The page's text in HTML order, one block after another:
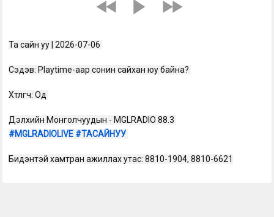
Та сайн уу | 2026-07-06
Сэдэв: Playtime-аар сонин сайхан юу байна?
Хөтлөгч: Од
#MGLRADIOLIVE #ТАСАЙНУУ
Бидэнтэй хамтран ажиллах утас: 8810-1904, 8810-6621